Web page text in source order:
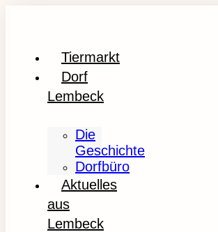
Tiermarkt
Dorf
Lembeck
Die
Geschichte
Dorfbüro
Aktuelles
aus
Lembeck